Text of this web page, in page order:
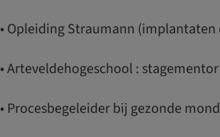
• Opleiding Straumann
• Arteveldehogeschool :
• Procesbegeleider bij gezonde